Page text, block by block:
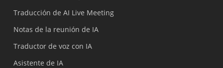
Traducción de AI Live Meeting
Notas de la reunión de IA
Traductor de voz con IA
Asistente de IA